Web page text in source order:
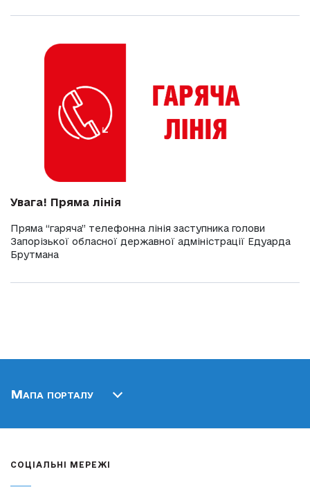
Увага! Пряма лінія
Пряма “гаряча” телефонна лінія заступника голови
Запорізької обласної державної адміністрації Едуарда
Брутмана
Мапа порталу
СОЦІАЛЬНІ МЕРЕЖІ